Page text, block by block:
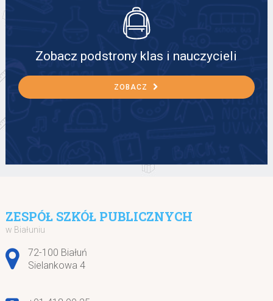
Zobacz podstrony klas i nauczycieli
ZOBACZ
ZESPÓŁ SZKÓŁ PUBLICZNYCH
w Białuniu
Adres pocztowy:
72-100 Białuń
Sielankowa 4